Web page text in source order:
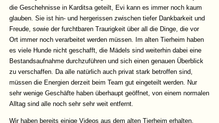
die Geschehnisse in Karditsa geteilt, Evi kann es immer noch kaum
glauben. Sie ist hin- und hergerissen zwischen tiefer Dankbarkeit und
Freude, sowie der furchtbaren Traurigkeit über all die Dinge, die vor
Ort immer noch verarbeitet werden müssen. Im alten Tierheim haben
es viele Hunde nicht geschafft, die Mädels sind weiterhin dabei eine
Bestandsaufnahme durchzuführen und sich einen genauen Überblick
zu verschaffen. Da alle natürlich auch privat stark betroffen sind,
müssen die Energien derzeit beim Team gut eingeteilt werden. Nur
sehr wenige Geschäfte haben überhaupt geöffnet, von einem normalen
Alltag sind alle noch sehr sehr weit entfernt.
Wir haben bereits einige Videos aus dem alten Tierheim erhalten,